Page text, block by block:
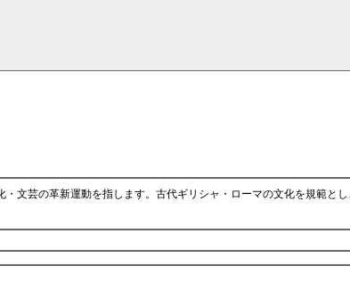
文芸の革新運動を指します。古代ギリシャ・ローマの文化を規範と